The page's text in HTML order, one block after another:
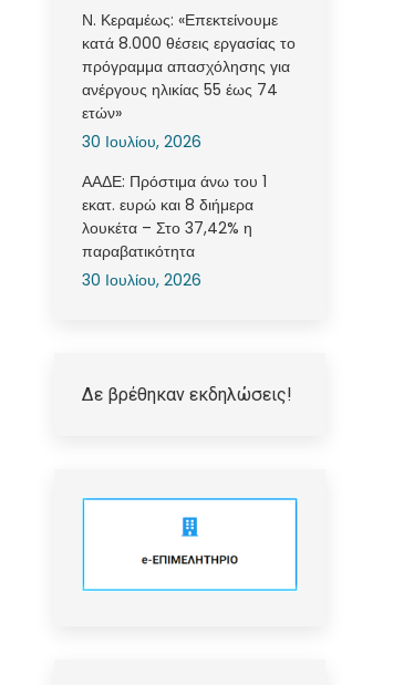
Ν. Κεραμέως: «Επεκτείνουμε
κατά 8.000 θέσεις εργασίας το
πρόγραμμα απασχόλησης για
ανέργους ηλικίας 55 έως 74
ετών»
30 Ιουλίου, 2026
ΑΑΔΕ: Πρόστιμα άνω του 1
εκατ. ευρώ και 8 διήμερα
λουκέτα – Στο 37,42% η
παραβατικότητα
30 Ιουλίου, 2026
Δε βρέθηκαν εκδηλώσεις!